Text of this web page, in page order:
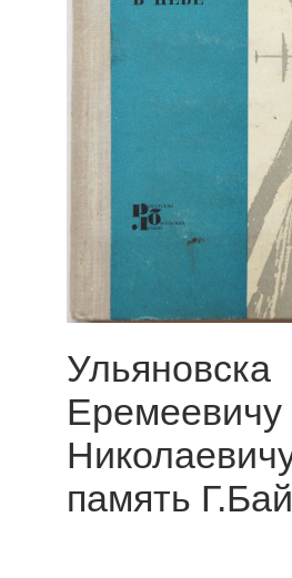
Еремеевичу
память